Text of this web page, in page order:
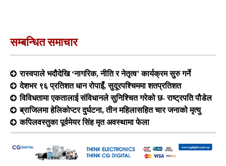
सम्बन्धित समाचार
रास्वपाले भदौदेखि ‘नागरिक, नीति र नेतृत्व’ कार्यक्रम सुरु गर्ने
देशभर ९६ प्रतिशत धान रोपाइँ, सुदूरपश्चिममा शतप्रतिशत
विविधतामा एकतालाई संविधानले सुनिश्चित गरेको छ- राष्ट्रपति पौडेल
ब्राजिलमा हेलिकोप्टर दुर्घटना, तीन महिलासहित चार जनाको मृत्यु
कपिलवस्तुका पूर्वमेयर सिंह मृत अवस्थामा फेला